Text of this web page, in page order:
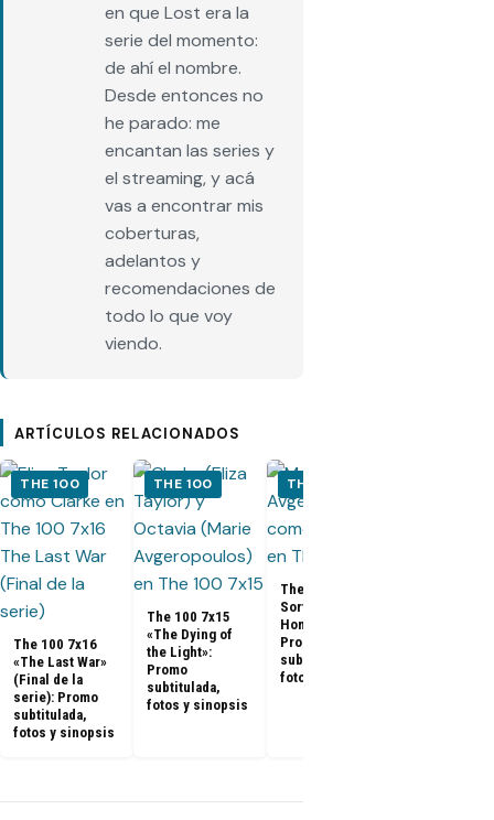
en que Lost era la
serie del momento:
de ahí el nombre.
Desde entonces no
he parado: me
encantan las series y
el streaming, y acá
vas a encontrar mis
coberturas,
adelantos y
recomendaciones de
todo lo que voy
viendo.
ARTÍCULOS RELACIONADOS
THE 100
The 100 7x16
«The Last War»
(Final de la
serie): Promo
subtitulada,
fotos y sinopsis
THE 100
The 100 7x15
«The Dying of
the Light»:
Promo
subtitulada,
fotos y sinopsis
THE 100
The 100 7x14 «A
Sort of
Homecoming»:
Promo
subtitulada,
fotos y sinopsis